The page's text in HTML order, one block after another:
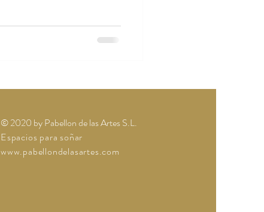
© 2020 by Pabellon de las Artes S.L.
Espacios para soñar
www.pabellondelasartes.com